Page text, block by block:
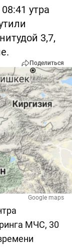
утра
3,7,
Поделиться
Google maps
МЧС, 30